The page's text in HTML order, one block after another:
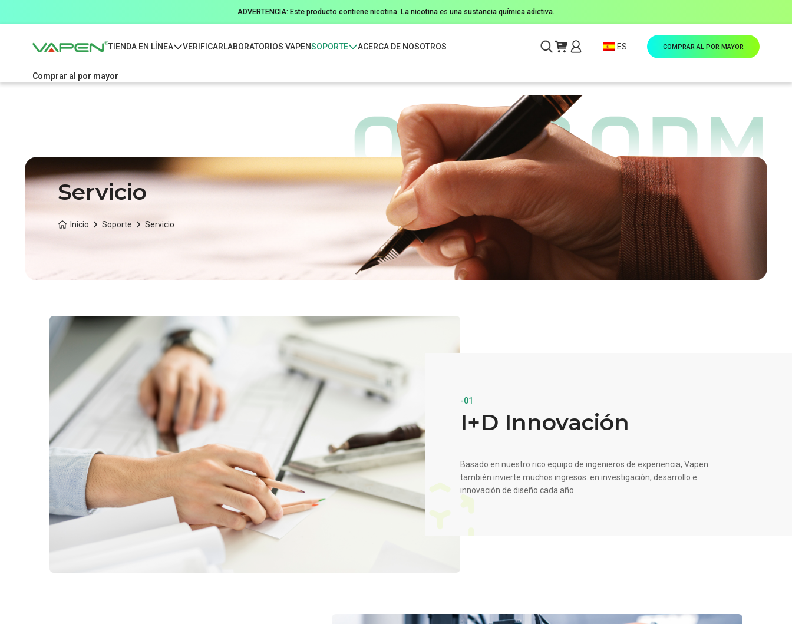
ADVERTENCIA: Este producto contiene nicotina. La nicotina es una sustancia química adictiva.
TIENDA EN LÍNEA VERIFICARLABORATORIOS VAPENSOPORTE ACERCA DE NOSOTROS ES COMPRAR AL POR MAYOR
Comprar al por mayor
Servicio
Inicio Soporte Servicio
-01
I+D Innovación
Basado en nuestro rico equipo de ingenieros de experiencia, Vapen
también invierte muchos ingresos. en investigación, desarrollo e
innovación de diseño cada año.